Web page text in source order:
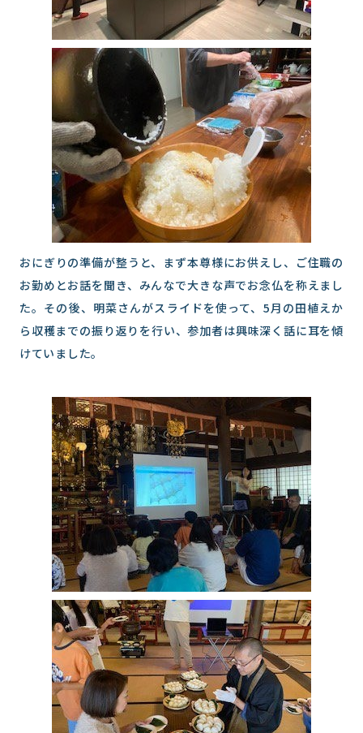
おにぎりの準備が整うと、まず本尊様にお供えし、ご住職の
お勤めとお話を聞き、みんなで大きな声でお念仏を称えまし
た。その後、明菜さんがスライドを使って、5月の田植えか
ら収穫までの振り返りを行い、参加者は興味深く話に耳を傾
けていました。